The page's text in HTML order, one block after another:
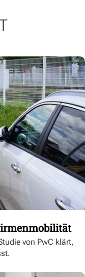
von PwC klärt,